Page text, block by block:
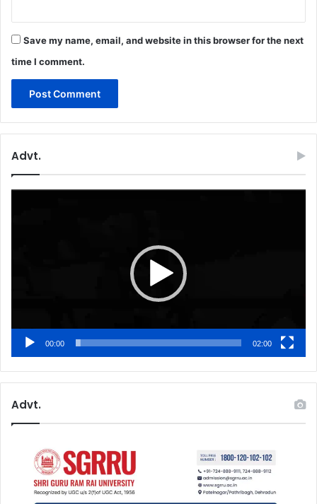
Save my name, email, and website in this browser for the next
time I comment.
Advt.
00:00 02:00
Advt.